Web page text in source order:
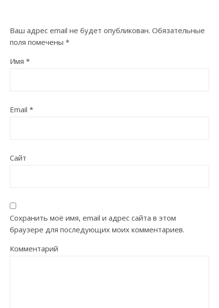
Ваш адрес email не будет опубликован. Обязательные
поля помечены *
Имя *
Email *
Сайт
Сохранить моё имя, email и адрес сайта в этом
браузере для последующих моих комментариев.
Комментарий